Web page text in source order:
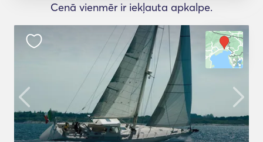
Cenā vienmēr ir iekļauta apkalpe.